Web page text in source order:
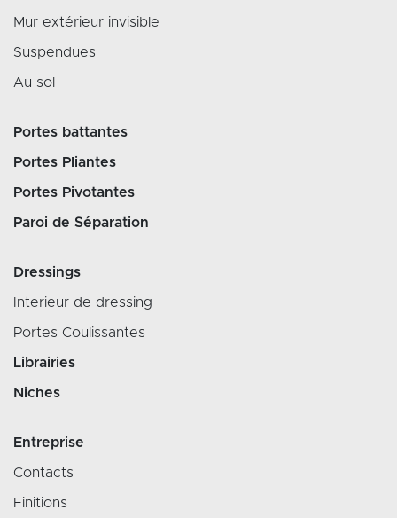
Mur extérieur invisible
Suspendues
Au sol
Portes battantes
Portes Pliantes
Portes Pivotantes
Paroi de Séparation
Dressings
Interieur de dressing
Portes Coulissantes
Librairies
Niches
Entreprise
Contacts
Finitions